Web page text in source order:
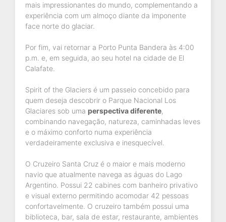
mais impressionantes do mundo, complementando a
experiência com um almoço diante da imponente
face norte do glaciar.
Por fim, vai retornar a Porto Punta Bandera às 4:00
p.m. e, em seguida, ao seu hotel na cidade de El
Calafate.
Spirit of the Glaciers é um passeio concebido para
quem deseja descobrir o Parque Nacional Los
Glaciares sob uma perspectiva diferente,
combinando navegação, natureza, caminhadas leves
e o máximo conforto numa experiência
verdadeiramente exclusiva e inesquecível.
O Cruzeiro Santa Cruz é o maior e mais moderno
navio que atualmente navega as águas do Lago
Argentino. Possui 22 cabines com banheiro privativo
e visual externo permitindo acomodar 42 pessoas
confortavelmente. O cruzeiro também possui uma
biblioteca, bar, sala de estar, restaurante, ambientes